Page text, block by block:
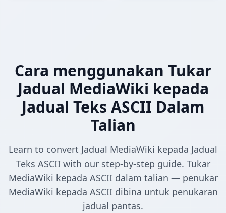
Cara menggunakan Tukar
Jadual MediaWiki kepada
Jadual Teks ASCII Dalam
Talian
Learn to convert Jadual MediaWiki kepada Jadual
Teks ASCII with our step-by-step guide. Tukar
MediaWiki kepada ASCII dalam talian — penukar
MediaWiki kepada ASCII dibina untuk penukaran
jadual pantas.